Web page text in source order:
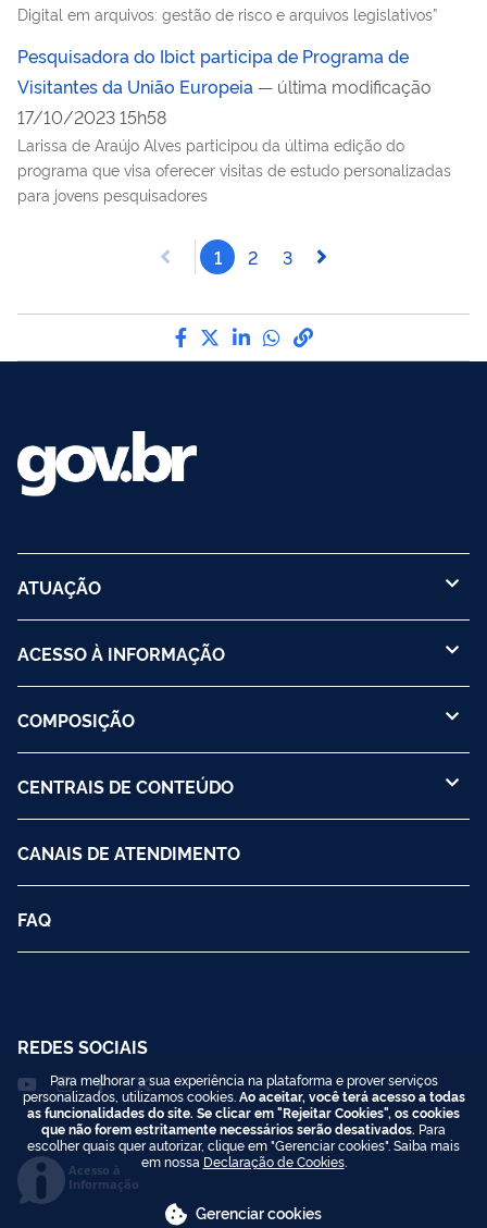
Digital em arquivos: gestão de risco e arquivos legislativos”
Pesquisadora do Ibict participa de Programa de
Visitantes da União Europeia — última modificação
17/10/2023 15h58
Larissa de Araújo Alves participou da última edição do
programa que visa oferecer visitas de estudo personalizadas
para jovens pesquisadores
1 2 3
Compartilhe por Facebook
Compartilhe por Twitter
Compartilhe por
Compartilhe por
link para Copiar
ATUAÇÃO
ACESSO À INFORMAÇÃO
COMPOSIÇÃO
CENTRAIS DE CONTEÚDO
CANAIS DE ATENDIMENTO
FAQ
REDES SOCIAIS
Acesso à
Informação
Para melhorar a sua experiência na plataforma e prover serviços
personalizados, utilizamos cookies. Ao aceitar, você terá acesso a todas
as funcionalidades do site. Se clicar em "Rejeitar Cookies", os cookies
que não forem estritamente necessários serão desativados. Para
escolher quais quer autorizar, clique em "Gerenciar cookies". Saiba mais
em nossa Declaração de Cookies.
Gerenciar cookies